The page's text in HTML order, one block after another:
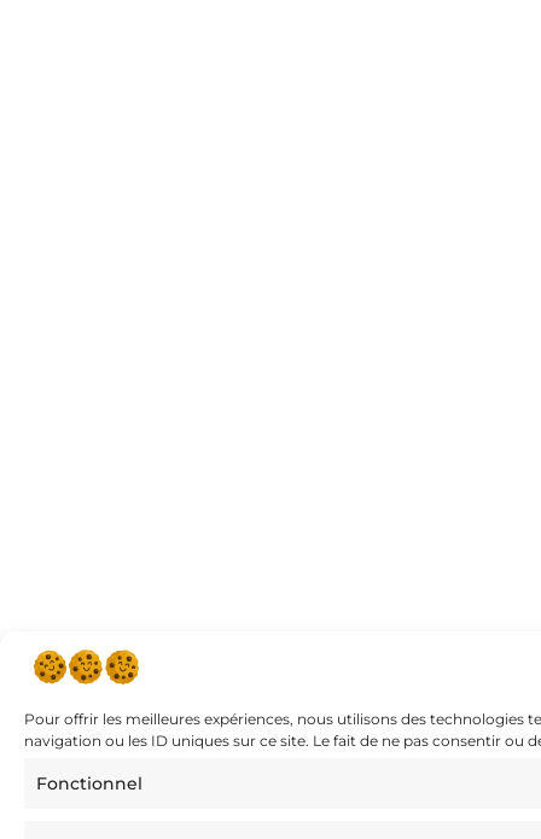
Pour offrir les meilleures expériences, nous utilisons des
navigation ou les ID uniques sur ce site. Le fait de ne pas consentir
Fonctionnel